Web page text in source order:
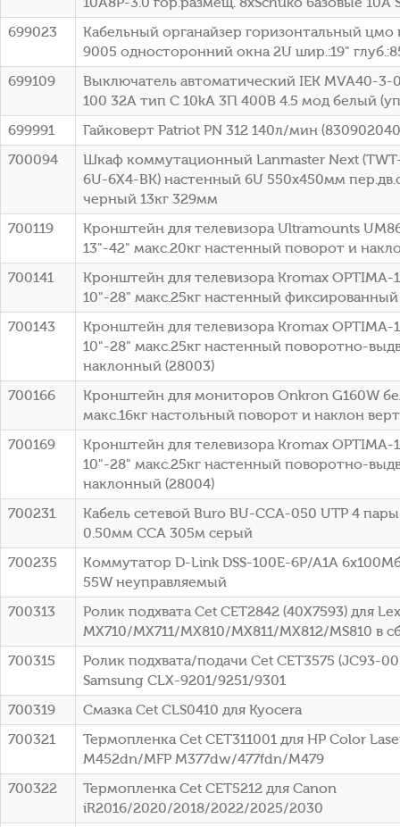
699023
Кабельный органайзер горизонтальный цмо
9005 односторонний окна 2U шир.:19"
699109
Выключатель автоматический IEK MVA40-3-
100 32A тип C 10kA 3П 400В 4.5 мод белый
699991
Гайковерт Patriot PN 312 140л/мин
700094
Шкаф коммутационный Lanmaster Next
6U-6X4-BK) настенный 6U 550x450мм
черный 13кг 329мм
700119
Кронштейн для телевизора Ultramounts
13"-42" макс.20кг настенный поворот и
700141
Кронштейн для телевизора Kromax
10"-28" макс.25кг настенный фиксированный
700143
Кронштейн для телевизора Kromax OPTIMA-
10"-28" макс.25кг настенный поворотно-
наклонный (28003)
700166
Кронштейн для мониторов Onkron G160W
макс.16кг настольный поворот и наклон
700169
Кронштейн для телевизора Kromax OPTIMA-
10"-28" макс.25кг настенный поворотно-
наклонный (28004)
700231
Кабель сетевой Buro BU-CCA-050 UTP 4
0.50мм CCA 305м серый
700235
Коммутатор D-Link DSS-100E-6P/A1A
55W неуправляемый
700313
Ролик подхвата Cet CET2842 (40X7593) для
MX710/MX711/MX810/MX811/MX812/MS810 в
700315
Ролик подхвата/подачи Cet CET3575 (JC93-
Samsung CLX-9201/9251/9301
700319
Смазка Cet CLS0410 для Kyocera
700321
Термопленка Cet CET311001 для HP Color
M452dn/MFP M377dw/477fdn/M479
700322
Термопленка Cet CET5212 для Canon
iR2016/2020/2018/2022/2025/2030